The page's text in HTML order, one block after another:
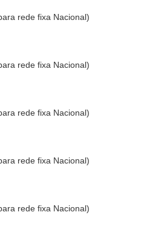
rede fixa Nacional)
rede fixa Nacional)
rede fixa Nacional)
rede fixa Nacional)
rede fixa Nacional)